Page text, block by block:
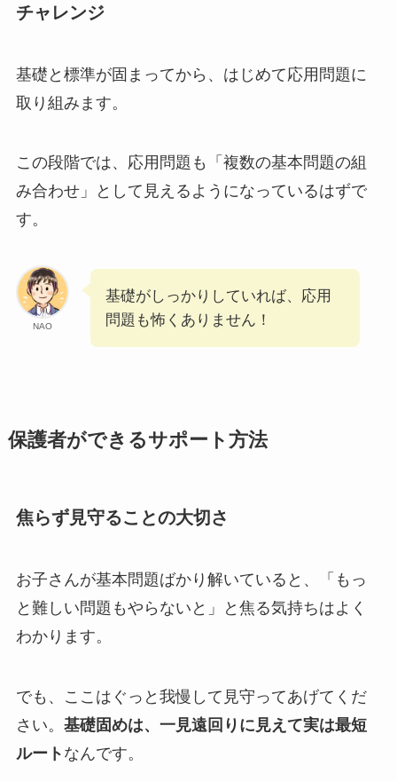
チャレンジ
基礎と標準が固まってから、はじめて応用問題に
取り組みます。
この段階では、応用問題も「複数の基本問題の組
み合わせ」として見えるようになっているはずで
す。
NAO
基礎がしっかりしていれば、応用
問題も怖くありません！
保護者ができるサポート方法
焦らず見守ることの大切さ
お子さんが基本問題ばかり解いていると、「もっ
と難しい問題もやらないと」と焦る気持ちはよく
わかります。
でも、ここはぐっと我慢して見守ってあげてくだ
さい。 基礎固めは、一見遠回りに見えて実は最短
ルート なんです。